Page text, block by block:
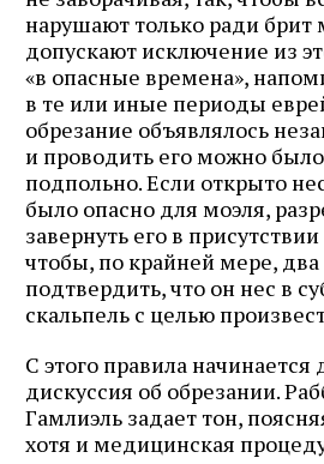
нарушают только ради
допускают исключение из
«в опасные времена»,
в те или иные периоды
обрезание объявлялось
и проводить его можно
подпольно. Если открыто
было опасно для моэля,
завернуть его в
чтобы, по крайней мере,
подтвердить, что он нес в
скальпель с целью
С этого правила начинается
дискуссия об обрезании.
Гамлиэль задает тон,
хотя и медицинская